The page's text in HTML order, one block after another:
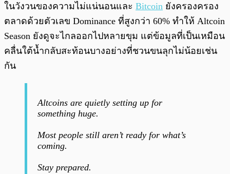
ในวังวนของความไม่แน่นอนและ Bitcoin ยังครองครอง
ตลาดด้วยตัวเลข Dominance ที่สูงกว่า 60% ทำให้ Altcoin
Season ยังดูจะไกลออกไปหลายขุม แต่ข้อมูลที่เป็นเหมือน
คลื่นใต้น้ำกลับสะท้อนบางอย่างที่ชวนขนลุกไม่น้อยเช่น
กัน
Altcoins are quietly setting up for
something huge.
Most people still aren’t ready for what’s
coming.
Stay prepared.